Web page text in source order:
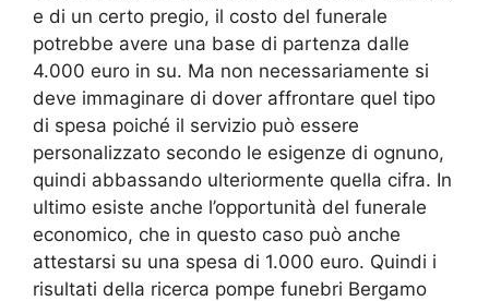
e di un certo pregio, il costo del funerale
potrebbe avere una base di partenza dalle
4.000 euro in su. Ma non necessariamente si
deve immaginare di dover affrontare quel tipo
di spesa poiché il servizio può essere
personalizzato secondo le esigenze di ognuno,
quindi abbassando ulteriormente quella cifra. In
ultimo esiste anche l’opportunità del funerale
economico, che in questo caso può anche
attestarsi su una spesa di 1.000 euro. Quindi i
risultati della ricerca pompe funebri Bergamo